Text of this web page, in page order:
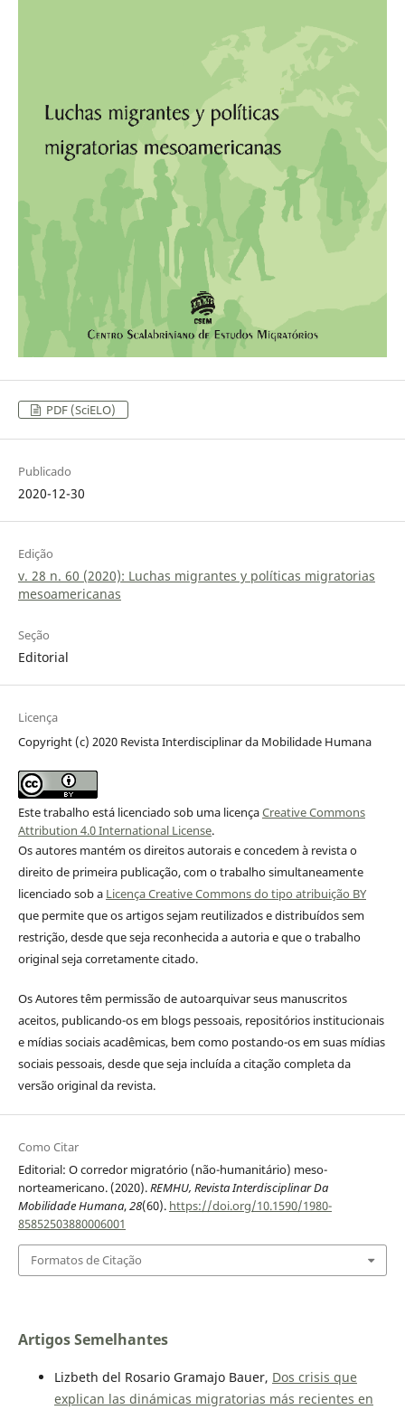
PDF (SciELO)
Publicado
2020-12-30
Edição
v. 28 n. 60 (2020): Luchas migrantes y políticas migratorias
mesoamericanas
Seção
Editorial
Licença
Copyright (c) 2020 Revista Interdisciplinar da Mobilidade Humana
Este trabalho está licenciado sob uma licençaCreative Commons
Attribution 4.0 International License.
Os autores mantém os direitos autorais e concedem à revista o
direito de primeira publicação, com o trabalho simultaneamente
licenciado sob a Licença Creative Commons do tipo atribuição BY
que permite que os artigos sejam reutilizados e distribuídos sem
restrição, desde que seja reconhecida a autoria e que o trabalho
original seja corretamente citado.
Os Autores têm permissão de autoarquivar seus manuscritos
aceitos, publicando-os em blogs pessoais, repositórios institucionais
e mídias sociais acadêmicas, bem como postando-os em suas mídias
sociais pessoais, desde que seja incluída a citação completa da
versão original da revista.
Como Citar
Editorial: O corredor migratório (não-humanitário) meso-
norteamericano. (2020).REMHU, Revista Interdisciplinar Da
Mobilidade Humana,28(60). https://doi.org/10.1590/1980-
85852503880006001
Formatos de Citação
Artigos Semelhantes
Lizbeth del Rosario Gramajo Bauer, Dos crisis que
explican las dinámicas migratorias más recientes en